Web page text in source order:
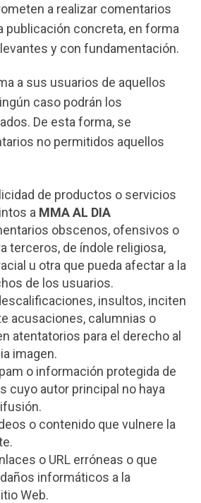
a realizar comentarios
publicación concreta, en forma
y con fundamentación.
a sus usuarios de aquellos
caso podrán los
De esta forma, se
no permitidos aquellos
de productos o servicios
a MMA AL DIA
obscenos, ofensivos o
terceros, de índole religiosa,
u otra que pueda afectar a la
de los usuarios.
insultos, inciten
acusaciones, calumnias o
atentatorios para el derecho al
imagen.
o información protegida de
cuyo autor principal no haya
o contenido que vulnere la
o URL erróneas o que
informáticos a la
Web.